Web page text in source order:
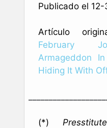
Publicado el
Artículo
February
Armageddon
Hiding It With
(*)